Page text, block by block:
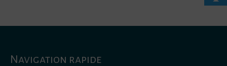
Navigation rapide